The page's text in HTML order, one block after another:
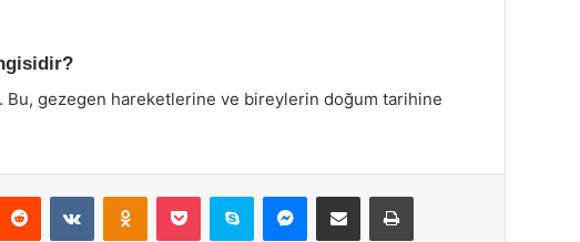
Bu, gezegen hareketlerine ve bireylerin doğum tarihine
Reddit VKontakteOdnoklassniki
Pocket Skype Messenger
E-Posta ile paylaş Yazdır